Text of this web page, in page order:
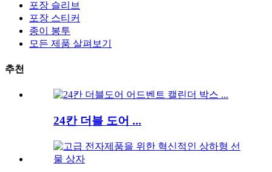
포장 슬리브
포장 스티커
종이 봉투
모든 제품 살펴보기
추천
24칸 더블 도어 ...